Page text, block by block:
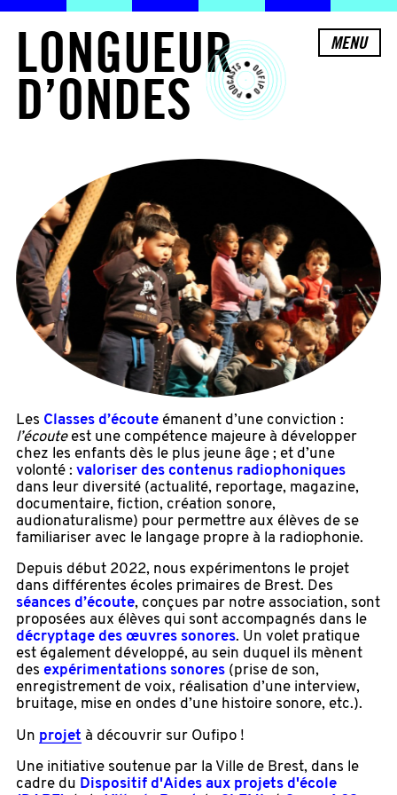
LONGUEUR
D’ONDES
MENU
Les Classes d’écoute émanent d’une conviction :
l’écouteest une compétence majeure à développer
chez les enfants dès le plus jeune âge ; et d’une
volonté :valoriser des contenus radiophoniques
dans leur diversité (actualité, reportage, magazine,
documentaire, fiction, création sonore,
audionaturalisme) pour permettre aux élèves de se
familiariser avec le langage propre à la radiophonie.
Depuis début 2022, nous expérimentons le projet
dans différentes écoles primaires de Brest. Des
séances d’écoute, conçues par notre association, sont
proposées aux élèves qui sont accompagnés dans le
décryptage des œuvres sonores. Un volet pratique
est également développé, au sein duquel ils mènent
desexpérimentations sonores (prise de son,
enregistrement de voix, réalisation d’une interview,
bruitage, mise en ondes d’une histoire sonore, etc.).
Un projet à découvrir sur Oufipo !
Une initiative soutenue par la Ville de Brest, dans le
cadre du Dispositif d'Aides aux projets d'école